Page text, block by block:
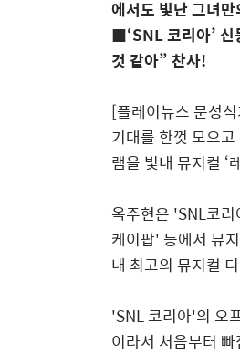
에서도 빛난 그녀
■‘SNL코리아’ 신
것 같아”찬사!
[플레이뉴스 문성
기대를 한껏 모으
램을 빛내 뮤지컬 ‘
옥주현은 'SNL코리
케이팝' 등에서 뮤
내 최고의 뮤지컬
'SNL코리아'의 오
이라서 처음부터